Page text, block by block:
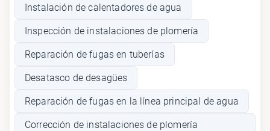
Instalación de calentadores de agua
Inspección de instalaciones de plomería
Reparación de fugas en tuberías
Desatasco de desagües
Reparación de fugas en la línea principal de agua
Corrección de instalaciones de plomería